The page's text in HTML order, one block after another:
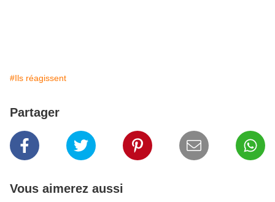
#Ils réagissent
Partager
Vous aimerez aussi